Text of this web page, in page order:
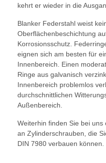
kehrt er wieder in die
Blanker Federstahl weist
Oberflächenbeschichtung
Korrosionsschutz.
eignen sich am besten für
Innenbereich. Einen
Ringe aus galvanisch
Innenbereich problemlos
durchschnittlichen
Außenbereich.
Weiterhin finden Sie bei
an Zylinderschrauben, die
DIN 7980 verbauen können.